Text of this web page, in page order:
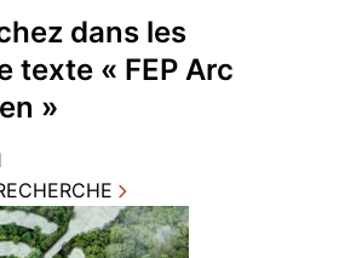
dans les
texte « FEP Arc
»